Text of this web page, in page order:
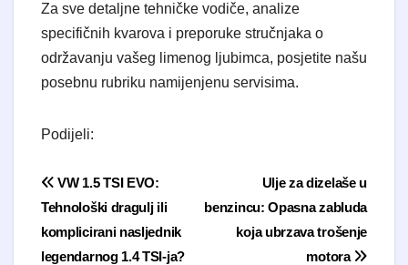
Za sve detaljne tehničke vodiče, analize
specifičnih kvarova i preporuke stručnjaka o
održavanju vašeg limenog ljubimca, posjetite našu
posebnu rubriku namijenjenu servisima.
Podijeli:
Navigacija objavaUlje za dizelaše u
benzincu: Opasna zabluda
koja ubrzava trošenje
motora
VW 1.5 TSI EVO:
Tehnološki dragulj ili
komplicirani nasljednik
legendarnog 1.4 TSI-ja?